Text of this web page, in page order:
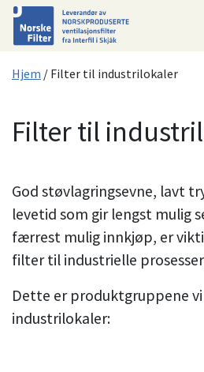
Hjem / Filter til industrilokaler
Filter til
God støvlagringsevne, lavt
levetid som gir lengst mulig
færrest mulig innkjøp, er
filter til industrielle
Dette er produktgruppene
industrilokaler: